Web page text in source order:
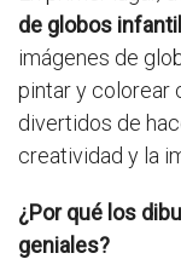
de globos
imágenes de
pintar y colorear
divertidos de
creatividad y la
¿Por qué los
geniales?